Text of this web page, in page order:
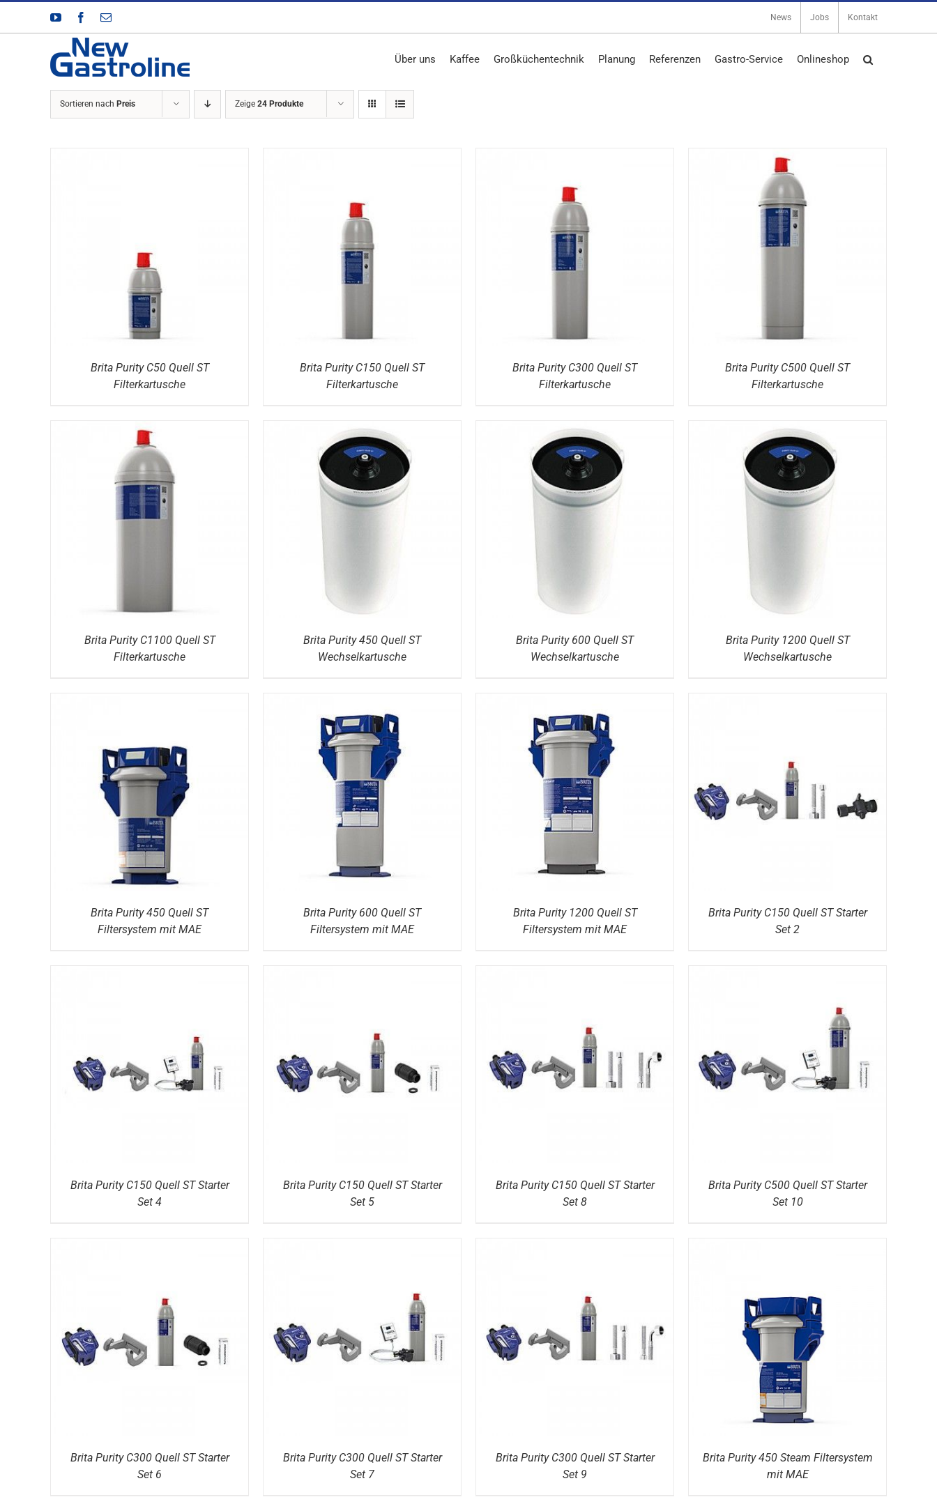
Zum
springen
YouTubeFacebook
E-
News Jobs Kontakt
Über uns Kaffee Großküchentechnik Planung Referenzen Gastro-Service Onlineshop
Sortieren nach Preis Zeige 24 Produkte
DETAILS
Brita Purity C50 Quell ST
Filterkartusche
DETAILS
Brita Purity C150 Quell ST
Filterkartusche
DETAILS
Brita Purity C300 Quell ST
Filterkartusche
DETAILS
Brita Purity C500 Quell ST
Filterkartusche
DETAILS
Brita Purity C1100 Quell ST
Filterkartusche
Brita Purity 450 Quell ST
Wechselkartusche
Brita Purity 600 Quell ST
Wechselkartusche
Brita Purity 1200 Quell ST
Wechselkartusche
Brita Purity 450 Quell ST
Filtersystem mit MAE
DETAILS
Brita Purity 600 Quell ST
Filtersystem mit MAE
DETAILS
Brita Purity 1200 Quell ST
Filtersystem mit MAE
DETAILS
Brita Purity C150 Quell ST Starter
Set 2
DETAILS
Brita Purity C150 Quell ST Starter
Set 4
DETAILS
Brita Purity C150 Quell ST Starter
Set 5
DETAILS
Brita Purity C150 Quell ST Starter
Set 8
DETAILS
Brita Purity C500 Quell ST Starter
Set 10
DETAILS
Brita Purity C300 Quell ST Starter
Set 6
DETAILS
Brita Purity C300 Quell ST Starter
Set 7
DETAILS
Brita Purity C300 Quell ST Starter
Set 9
DETAILS
Brita Purity 450 Steam Filtersystem
mit MAE